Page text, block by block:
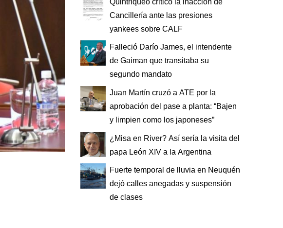
Cancillería ante las presiones
yankees sobre CALF
Falleció Darío James, el intendente
de Gaiman que transitaba su
segundo mandato
Juan Martín cruzó a ATE por la
aprobación del pase a planta: “Bajen
y limpien como los japoneses”
¿Misa en River? Así sería la visita del
papa León XIV a la Argentina
Fuerte temporal de lluvia en Neuquén
dejó calles anegadas y suspensión
de clases